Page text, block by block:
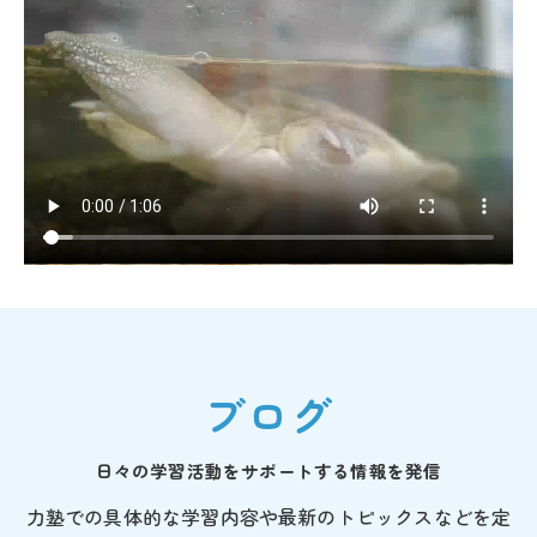
日々の学習活動をサポートする情報を発信
ブログ
力塾での具体的な学習内容や最新のトピックスなどを定